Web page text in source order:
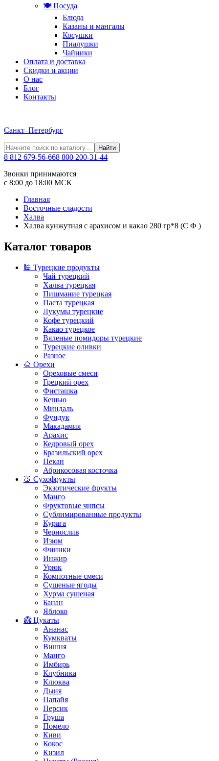
🍽️ Посуда
Блюда
Казаны и мангалы
Косушки
Пиалушки
Чайники
Оплата и доставка
Скидки и акции
О нас
Блог
Контакты
Санкт–Петербург
Найти
8 812 679-56-668 800 200-31-44
Звонки принимаются
с 8:00 до 18:00 МСК
Главная
Восточные сладости
Халва
Халва кунжутная с арахисом и какао 280 гр*8 (С Ф )
Каталог товаров
🕌 Турецкие продукты
Чай турецкий
Халва турецкая
Пишмание турецкая
Паста турецкая
Лукумы турецкие
Кофе турецкий
Какао турецкое
Вяленые помидоры турецкие
Турецкие оливки
Разное
🌰 Орехи
Ореховые смеси
Грецкий орех
Фисташка
Кешью
Миндаль
Фундук
Макадамия
Арахис
Кедровый орех
Бразильский орех
Пекан
Абрикосовая косточка
🍑 Сухофрукты
Экзотические фрукты
Манго
Фруктовые чипсы
Сублимированные продукты
Курага
Чернослив
Изюм
Финики
Инжир
Урюк
Компотные смеси
Сушеные ягоды
Хурма сушеная
Банан
Яблоко
🥝 Цукаты
Ананас
Кумкваты
Вишня
Манго
Имбирь
Клубника
Клюква
Дыня
Папайя
Персик
Груша
Помело
Киви
Кокос
Кизил